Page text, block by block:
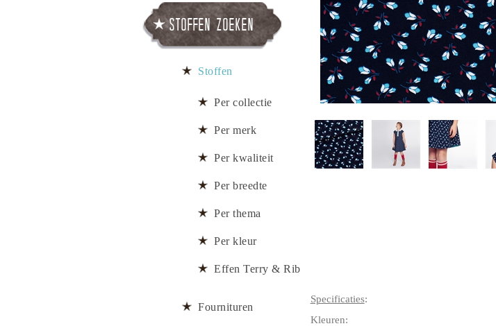
Specificaties:
Kleuren:
Stoffen zoeken
Stoffen
Per collectie
Per merk
Per kwaliteit
Per breedte
Per thema
Per kleur
Effen Terry & Rib
Fournituren